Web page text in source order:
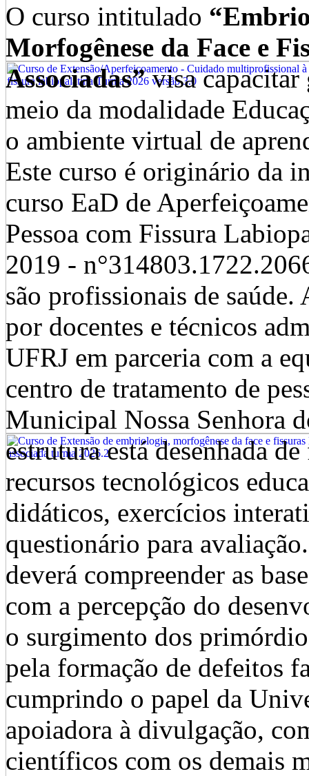
O curso intitulado
Morfogênese da Face e
Associadas”visa capacitar
meio da modalidade
o ambiente virtual de
Este curso é originário da
curso EaD de
Pessoa com Fissura
2019 -
são profissionais de saúde.
por docentes e técnicos
UFRJ em parceria com a
centro de tratamento de
Municipal Nossa Senhora
estrutura está desenhada
recursos tecnológicos
didáticos, exercícios
questionário para
deverá compreender as
com a percepção do
o surgimento dos
pela formação de defeitos
cumprindo o papel da
apoiadora à divulgação,
científicos com os demais